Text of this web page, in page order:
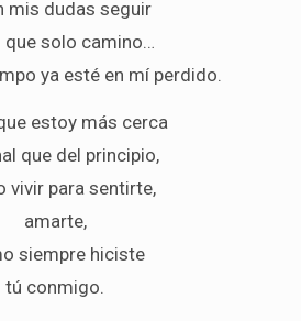
mis dudas seguir
que solo camino…
ya esté en mí perdido.
estoy más cerca
que del principio,
vivir para sentirte,
amarte,
siempre hiciste
tú conmigo.